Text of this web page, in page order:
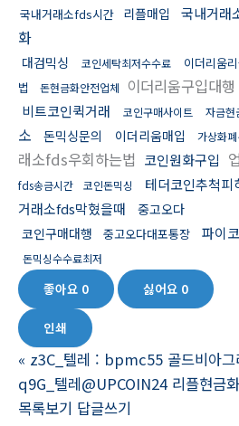
국내거래소fds시간 리플매입 국내거래
화
대검믹싱 코인세탁최저수수료 이더리움
법
돈현금화안전업체 이더리움구입대행
비트코인퀵거래 코인구매사이트 자금현
소
돈믹싱문의 이더리움매입 가상화
래소fds우회하는법 코인원화구입
fds송금시간
코인돈믹싱 테더코인추척피
거래소fds막혔을때
중고오다
코인구매대행
중고오다대포통장 파이
돈믹싱수수료최저
좋아요 0 싫어요 0
인쇄
« z3C_텔레 : bpmc55 골드비아그
q9G_텔레@UPCOIN24 리플현금
목록보기 답글쓰기